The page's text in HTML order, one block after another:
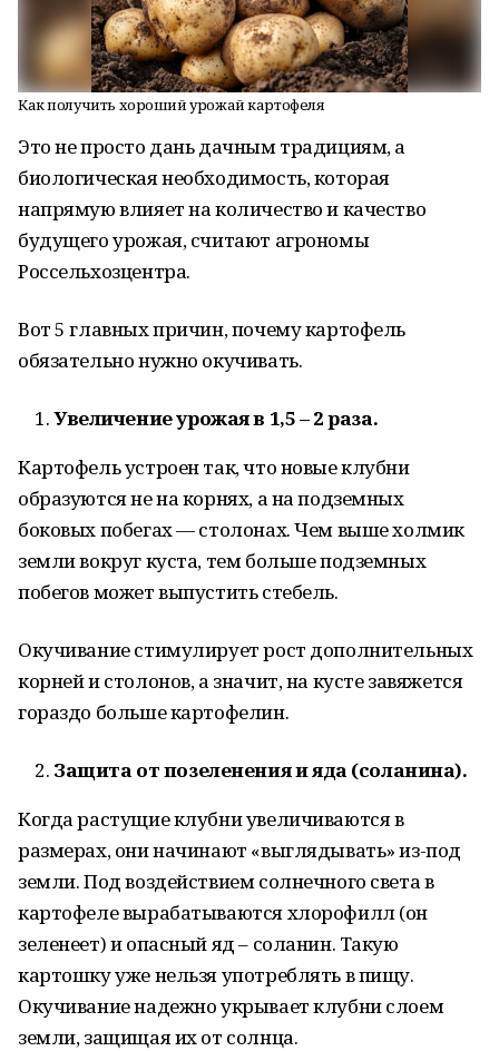
Как получить хороший урожай картофеля
Это не просто дань дачным традициям, а
биологическая необходимость, которая
напрямую влияет на количество и качество
будущего урожая, считают агрономы
Россельхозцентра.
Вот 5 главных причин, почему картофель
обязательно нужно окучивать.
Увеличение урожая в 1,5 – 2 раза.
Картофель устроен так, что новые клубни
образуются не на корнях, а на подземных
боковых побегах — столонах. Чем выше холмик
земли вокруг куста, тем больше подземных
побегов может выпустить стебель.
Окучивание стимулирует рост дополнительных
корней и столонов, а значит, на кусте завяжется
гораздо больше картофелин.
Защита от позеленения и яда (соланина).
Когда растущие клубни увеличиваются в
размерах, они начинают «выглядывать» из-под
земли. Под воздействием солнечного света в
картофеле вырабатываются хлорофилл (он
зеленеет) и опасный яд – соланин. Такую
картошку уже нельзя употреблять в пищу.
Окучивание надежно укрывает клубни слоем
земли, защищая их от солнца.